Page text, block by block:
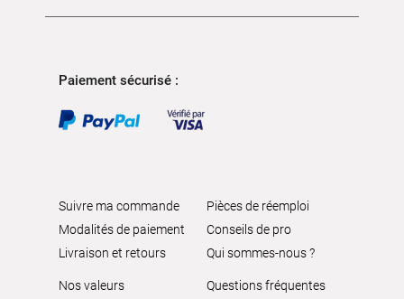
Paiement sécurisé :
Suivre ma commande
Modalités de paiement
Livraison et retours
Pièces de réemploi
Conseils de pro
Qui sommes-nous ?
Nos valeurs
Questions fréquentes